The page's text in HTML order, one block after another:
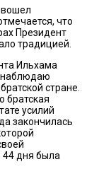
вошел
что
Президент
традицией.
Ильхама
наблюдаю
стране.
братская
усилий
закончилась
44 дня была